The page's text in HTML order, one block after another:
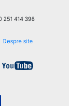
251 414 398
Despre site